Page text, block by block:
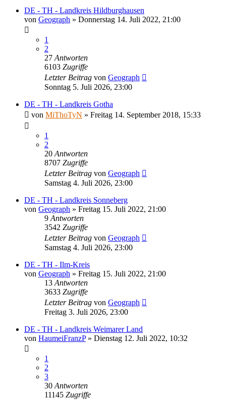
DE - TH - Landkreis Hildburghausen
von Geograph » Donnerstag 14. Juli 2022, 21:00
1
2
27 Antworten
6103 Zugriffe
Letzter Beitrag von Geograph
Sonntag 5. Juli 2026, 23:00
DE - TH - Landkreis Gotha
von MiThoTyN » Freitag 14. September 2018, 15:33
1
2
20 Antworten
8707 Zugriffe
Letzter Beitrag von Geograph
Samstag 4. Juli 2026, 23:00
DE - TH - Landkreis Sonneberg
von Geograph » Freitag 15. Juli 2022, 21:00
9 Antworten
3542 Zugriffe
Letzter Beitrag von Geograph
Samstag 4. Juli 2026, 23:00
DE - TH - Ilm-Kreis
von Geograph » Freitag 15. Juli 2022, 21:00
13 Antworten
3633 Zugriffe
Letzter Beitrag von Geograph
Freitag 3. Juli 2026, 23:00
DE - TH - Landkreis Weimarer Land
von HaumeiFranzP» Dienstag 12. Juli 2022, 10:32
1
2
3
30 Antworten
11145 Zugriffe